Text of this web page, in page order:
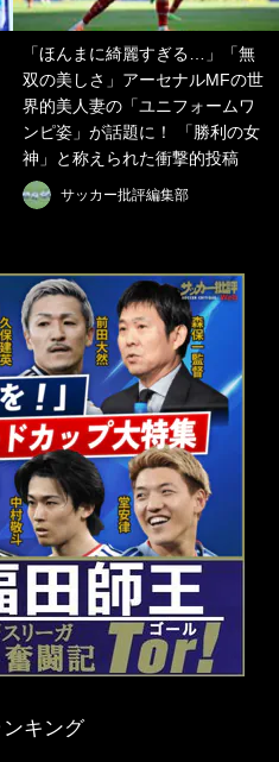
「ほんまに綺麗すぎる…」「無
双の美しさ」アーセナルMFの世
界的美人妻の「ユニフォームワ
ンピ姿」が話題に！ 「勝利の女
神」と称えられた衝撃的投稿
サッカー批評編集部
キング